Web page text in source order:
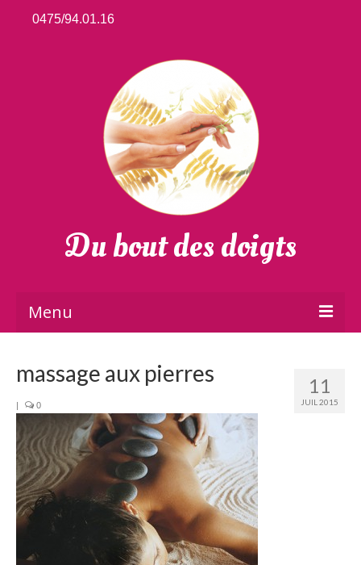
0475/94.01.16
Du bout des doigts
Menu
Institut
Chèques Cadeaux
Newsletter
Produits
Soins
Soin Visage
11
JUIL 2015
massage aux pierres
| 0